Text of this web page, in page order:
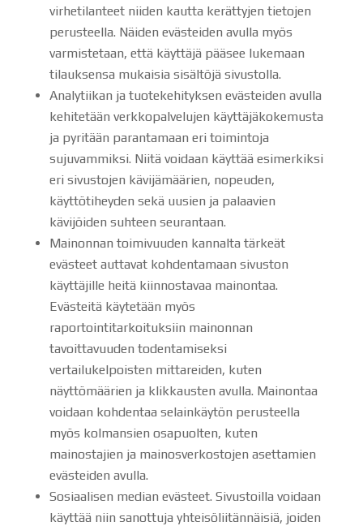
virhetilanteet niiden kautta kerättyjen tietojen
perusteella. Näiden evästeiden avulla myös
varmistetaan, että käyttäjä pääsee lukemaan
tilauksensa mukaisia sisältöjä sivustolla.
Analytiikan ja tuotekehityksen evästeiden avulla
kehitetään verkkopalvelujen käyttäjäkokemusta
ja pyritään parantamaan eri toimintoja
sujuvammiksi. Niitä voidaan käyttää esimerkiksi
eri sivustojen kävijämäärien, nopeuden,
käyttötiheyden sekä uusien ja palaavien
kävijöiden suhteen seurantaan.
Mainonnan toimivuuden kannalta tärkeät
evästeet auttavat kohdentamaan sivuston
käyttäjille heitä kiinnostavaa mainontaa.
Evästeitä käytetään myös
raportointitarkoituksiin mainonnan
tavoittavuuden todentamiseksi
vertailukelpoisten mittareiden, kuten
näyttömäärien ja klikkausten avulla. Mainontaa
voidaan kohdentaa selainkäytön perusteella
myös kolmansien osapuolten, kuten
mainostajien ja mainosverkostojen asettamien
evästeiden avulla.
Sosiaalisen median evästeet. Sivustoilla voidaan
käyttää niin sanottuja yhteisöliitännäisiä, joiden